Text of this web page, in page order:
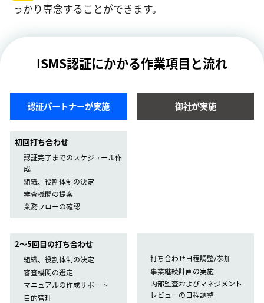
っかり専念することができます。
ISMS認証にかかる作業項目と流れ
認証パートナーが実施 御社が実施
初回打ち合わせ
認証完了までのスケジュール作
成
組織、役割体制の決定
審査機関の提案
業務フローの確認
2〜5回目の打ち合わせ
組織、役割体制の決定
審査機関の選定
マニュアルの作成サポート
目的管理
打ち合わせ日程調整/参加
事業継続計画の実施
内部監査およびマネジメント
レビューの日程調整